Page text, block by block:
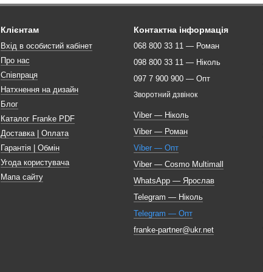
Клієнтам
Вхід в особистий кабінет
Про нас
Співпраця
Натхнення на дизайн
Блог
Каталог Franke PDF
Доставка | Оплата
Гарантія | Обмін
Угода користувача
Мапа сайту
Контактна інформація
068 800 33 11 — Роман
098 800 33 11 — Ніколь
097 7 900 900 — Опт
Зворотний дзвінок
Viber — Ніколь
Viber — Роман
Viber — Опт
Viber — Cosmo Multimall
WhatsApp — Ярослав
Telegram — Ніколь
Telegram — Опт
franke-partner@ukr.net